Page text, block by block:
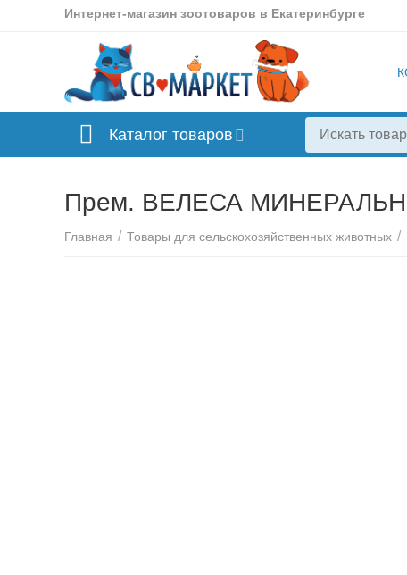
Интернет-магазин зоотоваров в Екатеринбурге
Каталог товаров
Прем. ВЕЛЕСА
Главная / Товары для сельскохозяйственных животных /